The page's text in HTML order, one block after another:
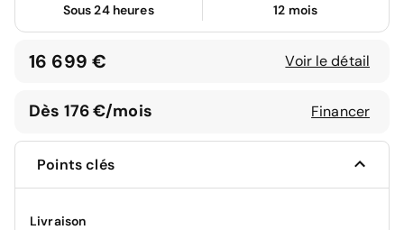
Sous 24 heures 12 mois
16 699 € Voir le détail
Dès 176 €/mois Financer
Points clés
Livraison